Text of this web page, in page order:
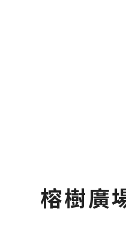
榕樹廣